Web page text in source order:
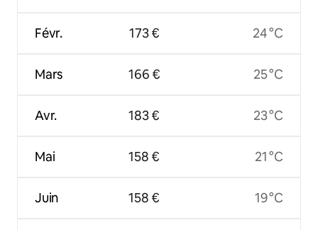
Févr.
Mars
Avr.
Mai
Juin
173 €
166 €
183 €
158 €
158 €
24 °C
25 °C
23 °C
21 °C
19 °C